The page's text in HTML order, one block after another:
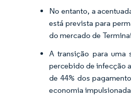
No entanto, a
está prevista para
do mercado de
A transição para uma
percebido de infecção
de 44% dos
economia